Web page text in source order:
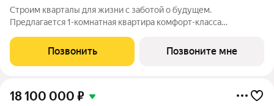
Строим кварталы для жизни с заботой о будущем.
Предлагается 1-комнатная квартира комфорт-класса
м этаже, в жилом комплексе "Рублевский
Позвонить Позвоните мне
18 100 000 ₽